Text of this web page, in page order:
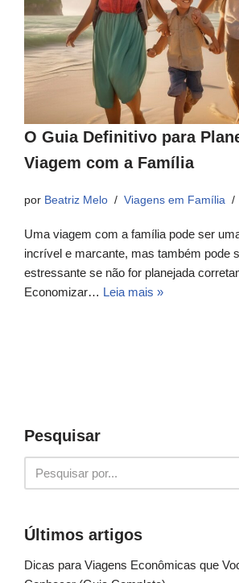
O Guia Definitivo para
Viagem com a Família
por Beatriz Melo Viagens em Família
Uma viagem com a família pode ser
incrível e marcante, mas também pode
estressante se não for planejada
Economizar… Leia mais »
Pesquisar
Últimos artigos
Dicas para Viagens Econômicas que